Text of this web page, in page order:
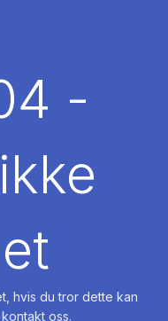
-
hvis du tror dette kan
oss.